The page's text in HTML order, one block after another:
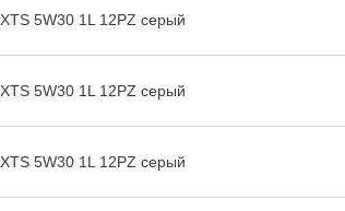
XTS 5W30 1L 12PZ серый
XTS 5W30 1L 12PZ серый
XTS 5W30 1L 12PZ серый